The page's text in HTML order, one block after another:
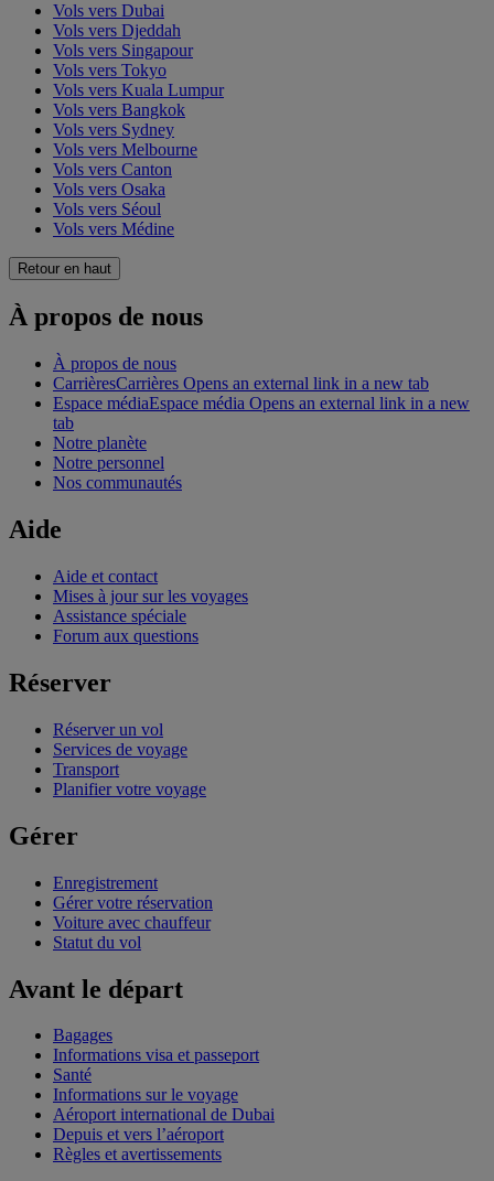
Vols vers Dubai
Vols vers Djeddah
Vols vers Singapour
Vols vers Tokyo
Vols vers Kuala Lumpur
Vols vers Bangkok
Vols vers Sydney
Vols vers Melbourne
Vols vers Canton
Vols vers Osaka
Vols vers Séoul
Vols vers Médine
Retour en haut
À propos de nous
À propos de nous
CarrièresCarrières Opens an external link in a new tab
Espace médiaEspace média Opens an external link in a new
tab
Notre planète
Notre personnel
Nos communautés
Aide
Aide et contact
Mises à jour sur les voyages
Assistance spéciale
Forum aux questions
Réserver
Réserver un vol
Services de voyage
Transport
Planifier votre voyage
Gérer
Enregistrement
Gérer votre réservation
Voiture avec chauffeur
Statut du vol
Avant le départ
Bagages
Informations visa et passeport
Santé
Informations sur le voyage
Aéroport international de Dubai
Depuis et vers l’aéroport
Règles et avertissements